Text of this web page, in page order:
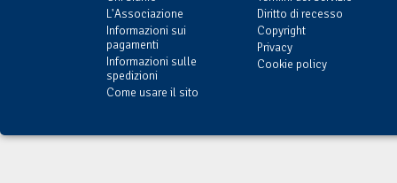
L'Associazione
Informazioni sui
pagamenti
Informazioni sulle
spedizioni
Come usare il sito
Diritto di recesso
Copyright
Privacy
Cookie policy